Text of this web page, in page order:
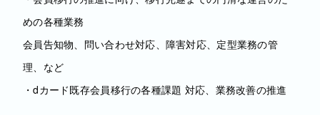
めの各種業務
会員告知物、問い合わせ対応、障害対応、定型業務の管
理、など
・dカード既存会員移行の各種課題 対応、業務改善の推進